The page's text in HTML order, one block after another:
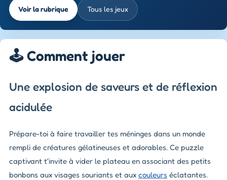
Voir la rubrique Tous les jeux
🕹️ Comment jouer
Une explosion de saveurs et de réflexion
acidulée
Prépare-toi à faire travailler tes méninges dans un monde
rempli de créatures gélatineuses et adorables. Ce puzzle
captivant t'invite à vider le plateau en associant des petits
bonbons aux visages souriants et aux couleurs éclatantes.